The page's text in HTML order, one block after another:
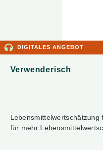
DIGITALES ANGEBOT
Verwenderisch
Lebensmittelwertschätzung
für mehr